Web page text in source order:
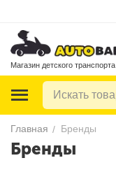
Магазин детского транспорта
Главная / Бренды
Бренды